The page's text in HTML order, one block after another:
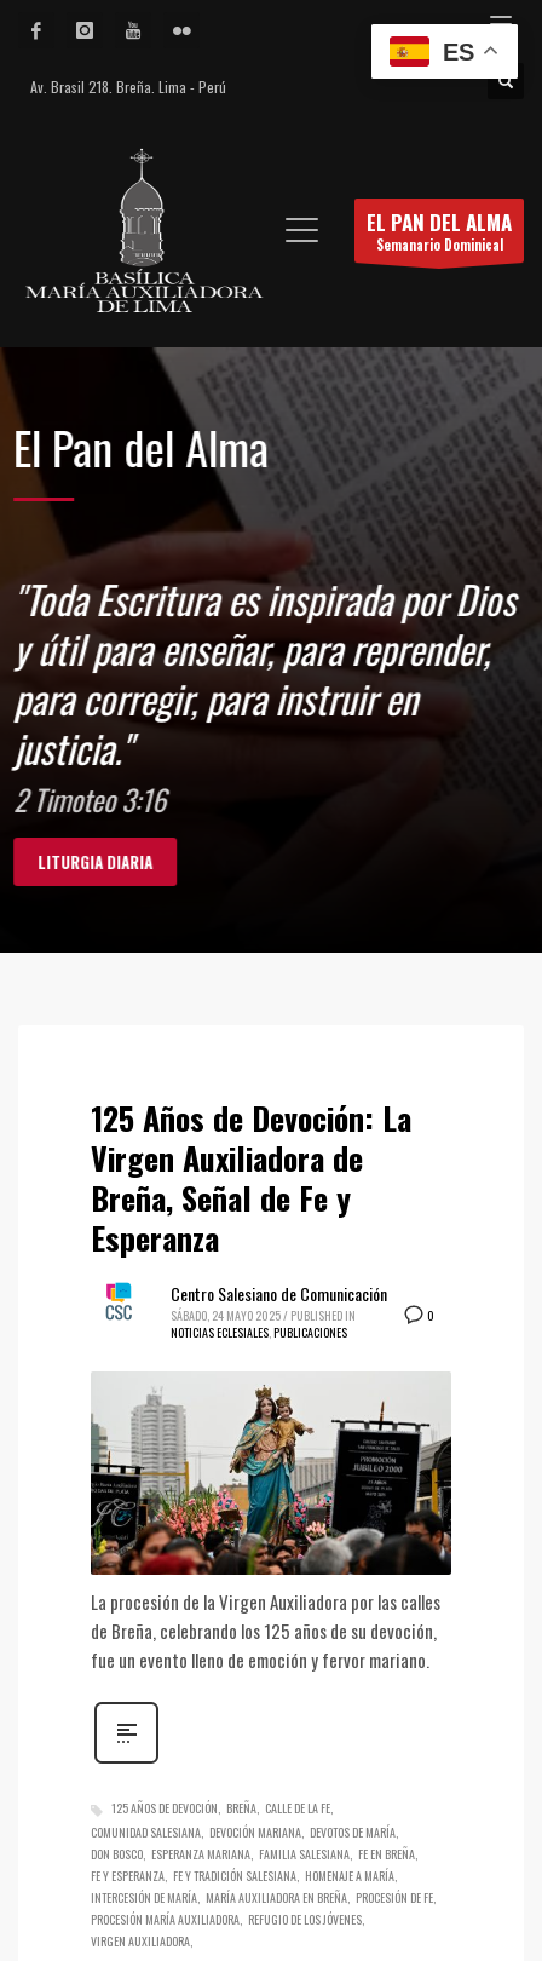
Av. Brasil 218. Breña. Lima - Perú
EL PAN DEL ALMA
Semanario Dominical
El Pan del Alma
"Toda Escritura es inspirada por Dios
y útil para enseñar, para reprender,
para corregir, para instruir en
justicia."
2 Timoteo 3:16
LITURGIA DIARIA
125 Años de Devoción: La
Virgen Auxiliadora de
Breña, Señal de Fe y
Esperanza
0
Centro Salesiano de Comunicación
SÁBADO, 24 MAYO 2025/ PUBLISHED IN
NOTICIAS ECLESIALES,PUBLICACIONES
La procesión de la Virgen Auxiliadora por las calles
de Breña, celebrando los 125 años de su devoción,
fue un evento lleno de emoción y fervor mariano.
125 AÑOS DE DEVOCIÓN BREÑA CALLE DE LA FE
COMUNIDAD SALESIANA DEVOCIÓN MARIANA DEVOTOS DE MARÍA
DON BOSCO ESPERANZA MARIANA FAMILIA SALESIANA FE EN BREÑA
FE Y ESPERANZA FE Y TRADICIÓN SALESIANA HOMENAJE A MARÍA
INTERCESIÓN DE MARÍA MARÍA AUXILIADORA EN BREÑA PROCESIÓN DE FE
PROCESIÓN MARÍA AUXILIADORA REFUGIO DE LOS JÓVENES
VIRGEN AUXILIADORA
ES